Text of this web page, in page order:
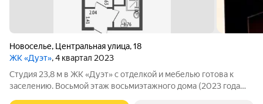
Новоселье, Центральная улица,18
ЖК «Дуэт», 4 квартал 2023
Студия 23,8 м в ЖК «Дуэт» с отделкой и мебелью готова к
заселению. Восьмой этаж восьмиэтажного дома (2023 года